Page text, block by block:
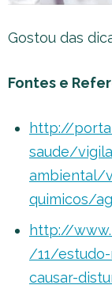
Gostou das
Fontes e
http://
saude/
ambiental/
quimicos/
http://
/11/
causar-